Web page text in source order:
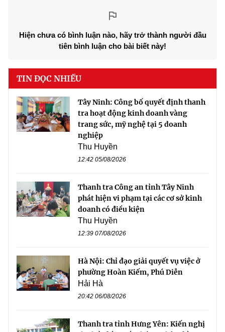
Hiện chưa có bình luận nào, hãy trở thành người đầu
tiên bình luận cho bài biết này!
TIN ĐỌC NHIỀU
Tây Ninh: Công bố quyết định thanh
tra hoạt động kinh doanh vàng
trang sức, mỹ nghệ tại 5 doanh
nghiệp
Thu Huyền
12:42 05/08/2026
Thanh tra Công an tỉnh Tây Ninh
phát hiện vi phạm tại các cơ sở kinh
doanh có điều kiện
Thu Huyền
12:39 07/08/2026
Hà Nội: Chỉ đạo giải quyết vụ việc ở
phường Hoàn Kiếm, Phú Diễn
Hải Hà
20:42 06/08/2026
Thanh tra tỉnh Hưng Yên: Kiến nghị